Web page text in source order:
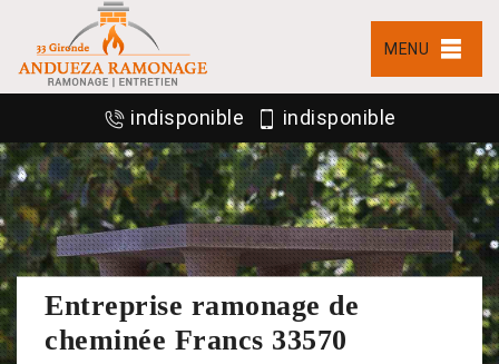
MENU
indisponible indisponible
Entreprise ramonage de
cheminée Francs 33570